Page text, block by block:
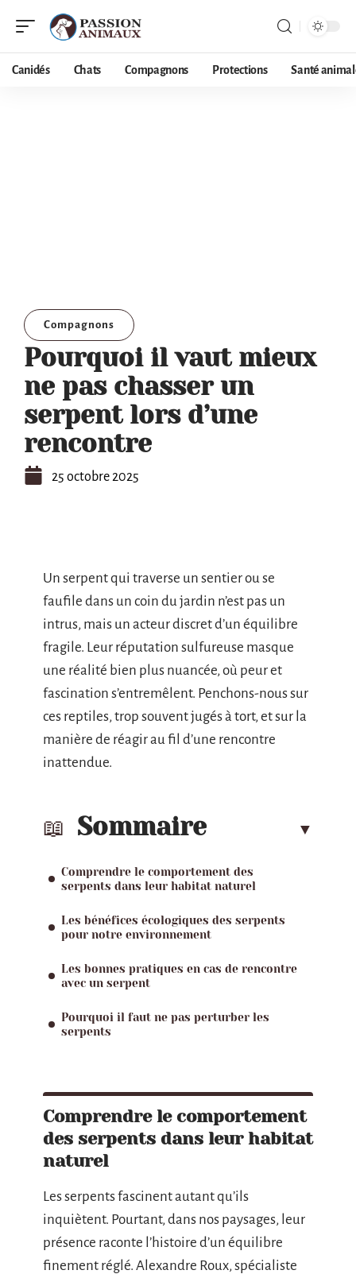
Canidés Chats Compagnons Protections Santé
Compagnons
Pourquoi il vaut mieux
ne pas chasser un
serpent lors d’une
rencontre
25 octobre 2025
Un serpent qui traverse un sentier ou se
faufile dans un coin du jardin n’est pas un
intrus, mais un acteur discret d’un équilibre
fragile. Leur réputation sulfureuse masque
une réalité bien plus nuancée, où peur et
fascination s’entremêlent. Penchons-nous sur
ces reptiles, trop souvent jugés à tort, et sur la
manière de réagir au fil d’une rencontre
inattendue.
Sommaire
Comprendre le comportement des
serpents dans leur habitat naturel
Les bénéfices écologiques des serpents
pour notre environnement
Les bonnes pratiques en cas de rencontre
avec un serpent
Pourquoi il faut ne pas perturber les
serpents
Comprendre le comportement
des serpents dans leur habitat
naturel
Les serpents fascinent autant qu’ils
inquiètent. Pourtant, dans nos paysages, leur
présence raconte l’histoire d’un équilibre
finement réglé. Alexandre Roux, spécialiste